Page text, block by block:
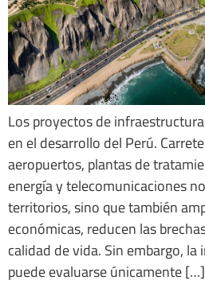
Los proyectos de
en el desarrollo del Perú.
aeropuertos, plantas de
energía y telecomunicaciones
territorios, sino que también
económicas, reducen las
calidad de vida. Sin embargo,
puede evaluarse únicamente […]